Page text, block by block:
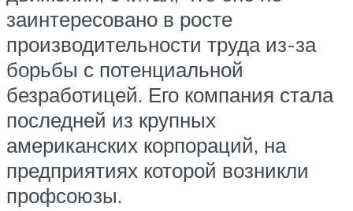
заинтересовано в росте
производительности труда из-за
борьбы с потенциальной
безработицей. Его компания стала
последней из крупных
американских корпораций, на
предприятиях которой возникли
профсоюзы.